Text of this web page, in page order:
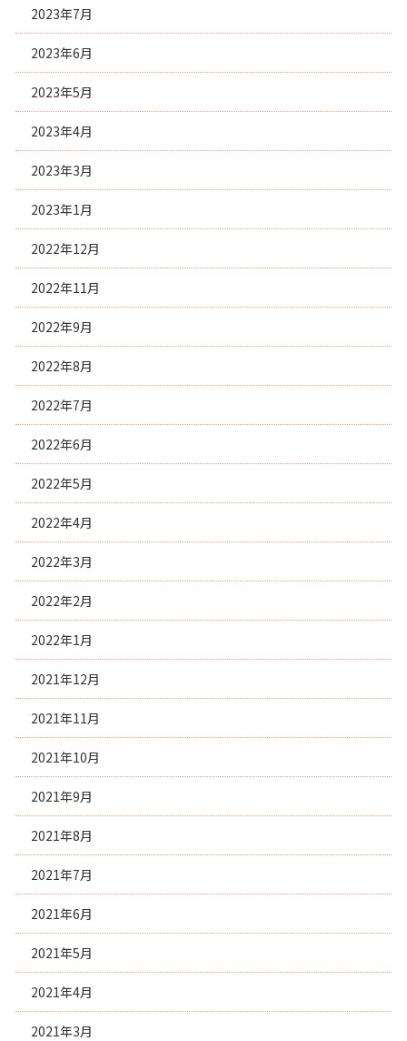
2023年7月
2023年6月
2023年5月
2023年4月
2023年3月
2023年1月
2022年12月
2022年11月
2022年9月
2022年8月
2022年7月
2022年6月
2022年5月
2022年4月
2022年3月
2022年2月
2022年1月
2021年12月
2021年11月
2021年10月
2021年9月
2021年8月
2021年7月
2021年6月
2021年5月
2021年4月
2021年3月